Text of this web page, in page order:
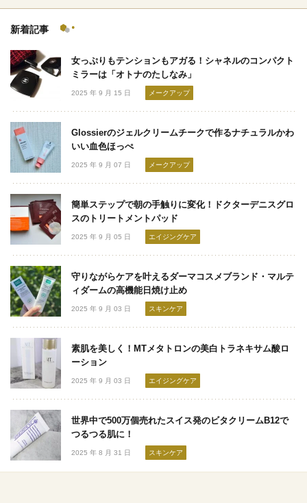
新着記事
女っぷりもテンションもアガる！シャネルのコンパクト
ミラーは「オトナのたしなみ」
2025 年 9 月 15 日 メークアップ
Glossierのジェルクリームチークで作るナチュラルかわ
いい血色ほっぺ
2025 年 9 月 07 日 メークアップ
簡単ステップで朝の手触りに変化！ドクターデニスグロ
スのトリートメントパッド
2025 年 9 月 05 日 エイジングケア
守りながらケアを叶えるダーマコスメブランド・マルテ
ィダームの高機能日焼け止め
2025 年 9 月 03 日 スキンケア
素肌を美しく！MTメタトロンの美白トラネキサム酸ロ
ーション
2025 年 9 月 03 日 エイジングケア
世界中で500万個売れたスイス発のビタクリームB12で
つるつる肌に！
2025 年 8 月 31 日 スキンケア